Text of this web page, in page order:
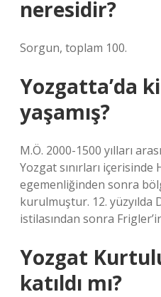
neresidir?
Sorgun, toplam 100.
Yozgatta’da
yaşamış?
M.Ö. 2000-1500 yılları
Yozgat sınırları
egemenliğinden sonra
kurulmuştur. 12. yüzyılda
istilasından sonra
Yozgat
katıldı mı?